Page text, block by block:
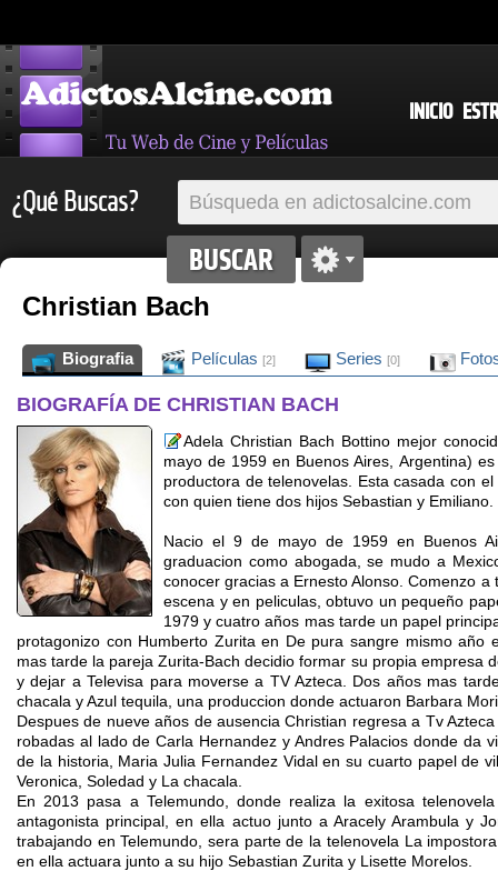
INICIO
¿Qué Buscas?
Christian Bach
Biografia Películas [2] Series [0]
BIOGRAFÍA DE CHRISTIAN BACH
Adela Christian Bach Bottino mejor
mayo de 1959 en Buenos Aires, Argentina)
productora de telenovelas. Esta casada con
con quien tiene dos hijos Sebastian y Emiliano.
Nacio el 9 de mayo de 1959 en Buenos
graduacion como abogada, se mudo a
conocer gracias a Ernesto Alonso. Comenzo
escena y en peliculas, obtuvo un pequeño
1979 y cuatro años mas tarde un papel
protagonizo con Humberto Zurita en De pura sangre mismo año
mas tarde la pareja Zurita-Bach decidio formar su propia empresa
y dejar a Televisa para moverse a TV Azteca. Dos años mas
chacala y Azul tequila, una produccion donde actuaron Barbara
Despues de nueve años de ausencia Christian regresa a Tv
robadas al lado de Carla Hernandez y Andres Palacios donde da
de la historia, Maria Julia Fernandez Vidal en su cuarto papel de
Veronica, Soledad y La chacala.
En 2013 pasa a Telemundo, donde realiza la exitosa
antagonista principal, en ella actuo junto a Aracely Arambula y
trabajando en Telemundo, sera parte de la telenovela La
en ella actuara junto a su hijo Sebastian Zurita y Lisette Morelos.